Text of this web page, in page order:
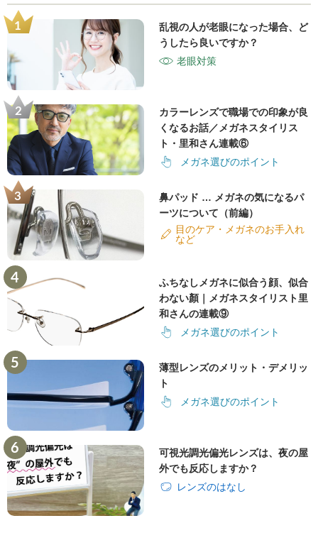
乱視の人が老眼になった場合、ど
うしたら良いですか？
老眼対策
カラーレンズで職場での印象が良
くなるお話／メガネスタイリス
ト・里和さん連載⑥
メガネ選びのポイント
鼻パッド … メガネの気になるパ
ーツについて（前編）
目のケア・メガネのお手入れ
など
ふちなしメガネに似合う顔、似合
わない顏｜メガネスタイリスト里
和さんの連載⑨
メガネ選びのポイント
薄型レンズのメリット・デメリッ
ト
メガネ選びのポイント
可視光調光偏光レンズは、夜の屋
外でも反応しますか？
レンズのはなし